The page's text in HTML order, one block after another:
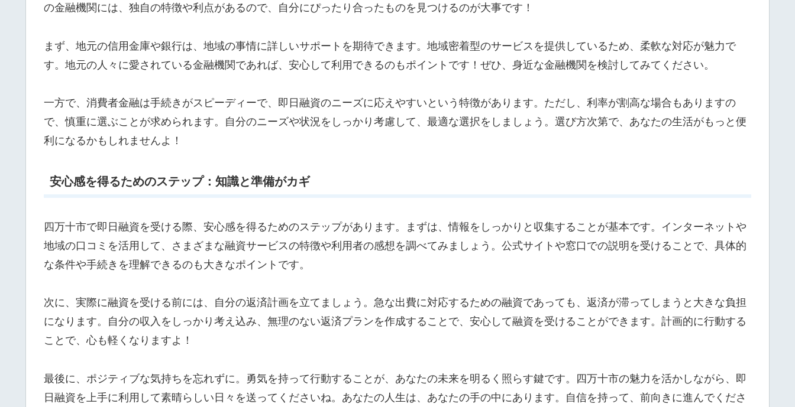
の金融機関には、独自の特徴や利点があるので、自分にぴったり合ったものを見つけるのが大事です！
まず、地元の信用金庫や銀行は、地域の事情に詳しいサポートを期待できます。地域密着型のサービスを提供しているため、柔軟な対応が魅力で
す。地元の人々に愛されている金融機関であれば、安心して利用できるのもポイントです！ぜひ、身近な金融機関を検討してみてください。
一方で、消費者金融は手続きがスピーディーで、即日融資のニーズに応えやすいという特徴があります。ただし、利率が割高な場合もありますの
で、慎重に選ぶことが求められます。自分のニーズや状況をしっかり考慮して、最適な選択をしましょう。選び方次第で、あなたの生活がもっと便
利になるかもしれませんよ！
安心感を得るためのステップ：知識と準備がカギ
四万十市で即日融資を受ける際、安心感を得るためのステップがあります。まずは、情報をしっかりと収集することが基本です。インターネットや
地域の口コミを活用して、さまざまな融資サービスの特徴や利用者の感想を調べてみましょう。公式サイトや窓口での説明を受けることで、具体的
な条件や手続きを理解できるのも大きなポイントです。
次に、実際に融資を受ける前には、自分の返済計画を立てましょう。急な出費に対応するための融資であっても、返済が滞ってしまうと大きな負担
になります。自分の収入をしっかり考え込み、無理のない返済プランを作成することで、安心して融資を受けることができます。計画的に行動する
ことで、心も軽くなりますよ！
最後に、ポジティブな気持ちを忘れずに。勇気を持って行動することが、あなたの未来を明るく照らす鍵です。四万十市の魅力を活かしながら、即
日融資を上手に利用して素晴らしい日々を送ってくださいね。あなたの人生は、あなたの手の中にあります。自信を持って、前向きに進んでくださ